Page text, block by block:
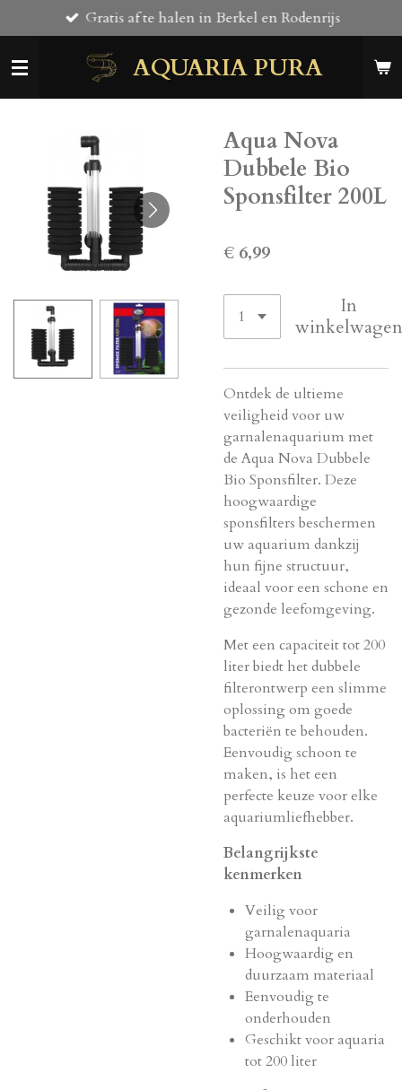
direct
naar
AQUARIA PURA
Gratis af te halen in Berkel en Rodenrijs
Aqua Nova
Dubbele Bio
Sponsfilter 200L
€ 6,99
In
winkelwagen
Ontdek de ultieme
veiligheid voor uw
garnalenaquarium met
de Aqua Nova Dubbele
Bio Sponsfilter. Deze
hoogwaardige
sponsfilters beschermen
uw aquarium dankzij
hun fijne structuur,
ideaal voor een schone en
gezonde leefomgeving.
Met een capaciteit tot 200
liter biedt het dubbele
filterontwerp een slimme
oplossing om goede
bacteriën te behouden.
Eenvoudig schoon te
maken, is het een
perfecte keuze voor elke
aquariumliefhebber.
Belangrijkste
kenmerken
Veilig voor
garnalenaquaria
Hoogwaardig en
duurzaam materiaal
Eenvoudig te
onderhouden
Geschikt voor aquaria
tot 200 liter